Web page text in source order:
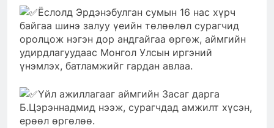
Ёслолд Эрдэнэбулган сумын 16 нас хүрч
байгаа шинэ залуу үеийн төлөөлөл сурагчид
оролцож нэгэн дор андгайгаа өргөж, аймгийн
удирдлагуудаас Монгол Улсын иргэний
үнэмлэх, батламжийг гардан авлаа.
Үйл ажиллагааг аймгийн Засаг дарга
Б.Цэрэннадмид нээж, сурагчдад амжилт хүсэн,
ерөөл өргөлөө.